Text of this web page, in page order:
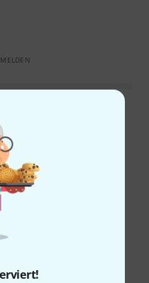
Midipedale im
15cm zu breit, da ich
dort drauf haben
sind, habe ich